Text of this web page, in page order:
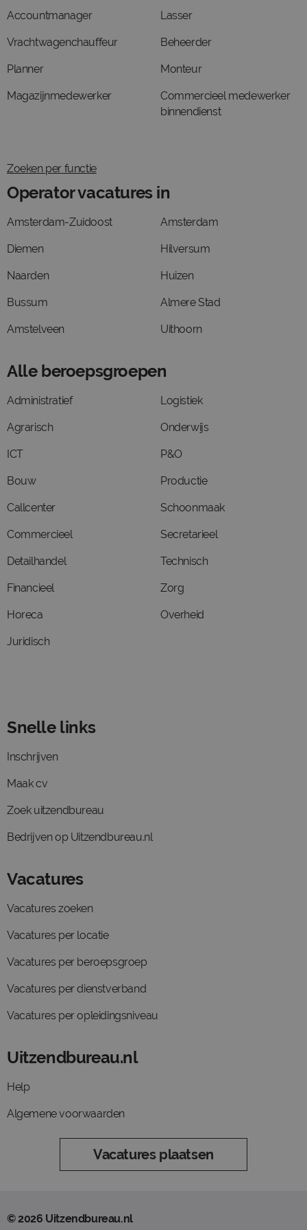
Accountmanager
Vrachtwagenchauffeur
Planner
Magazijnmedewerker
Lasser
Beheerder
Monteur
Commercieel medewerker
binnendienst
Zoeken per functie
Operator vacatures in
Amsterdam-Zuidoost
Diemen
Naarden
Bussum
Amstelveen
Amsterdam
Hilversum
Huizen
Almere Stad
Uithoorn
Alle beroepsgroepen
Administratief
Agrarisch
ICT
Bouw
Callcenter
Commercieel
Detailhandel
Financieel
Horeca
Juridisch
Logistiek
Onderwijs
P&O
Productie
Schoonmaak
Secretarieel
Technisch
Zorg
Overheid
Snelle links
Inschrijven
Maak cv
Zoek uitzendbureau
Bedrijven op Uitzendbureau.nl
Vacatures
Vacatures zoeken
Vacatures per locatie
Vacatures per beroepsgroep
Vacatures per dienstverband
Vacatures per opleidingsniveau
Uitzendbureau.nl
Help
Algemene voorwaarden
Vacatures plaatsen
© 2026 Uitzendbureau.nl